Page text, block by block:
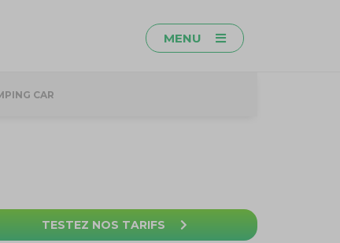
MENU
CAR
TESTEZ NOS TARIFS